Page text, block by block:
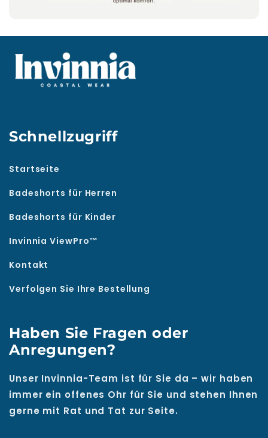
Schnellzugriff
Startseite
Badeshorts für Herren
Badeshorts für Kinder
Invinnia ViewPro™
Kontakt
Verfolgen Sie Ihre Bestellung
Haben Sie Fragen oder
Anregungen?
Unser Invinnia-Team ist für Sie da – wir haben
immer ein offenes Ohr für Sie und stehen Ihnen
gerne mit Rat und Tat zur Seite.